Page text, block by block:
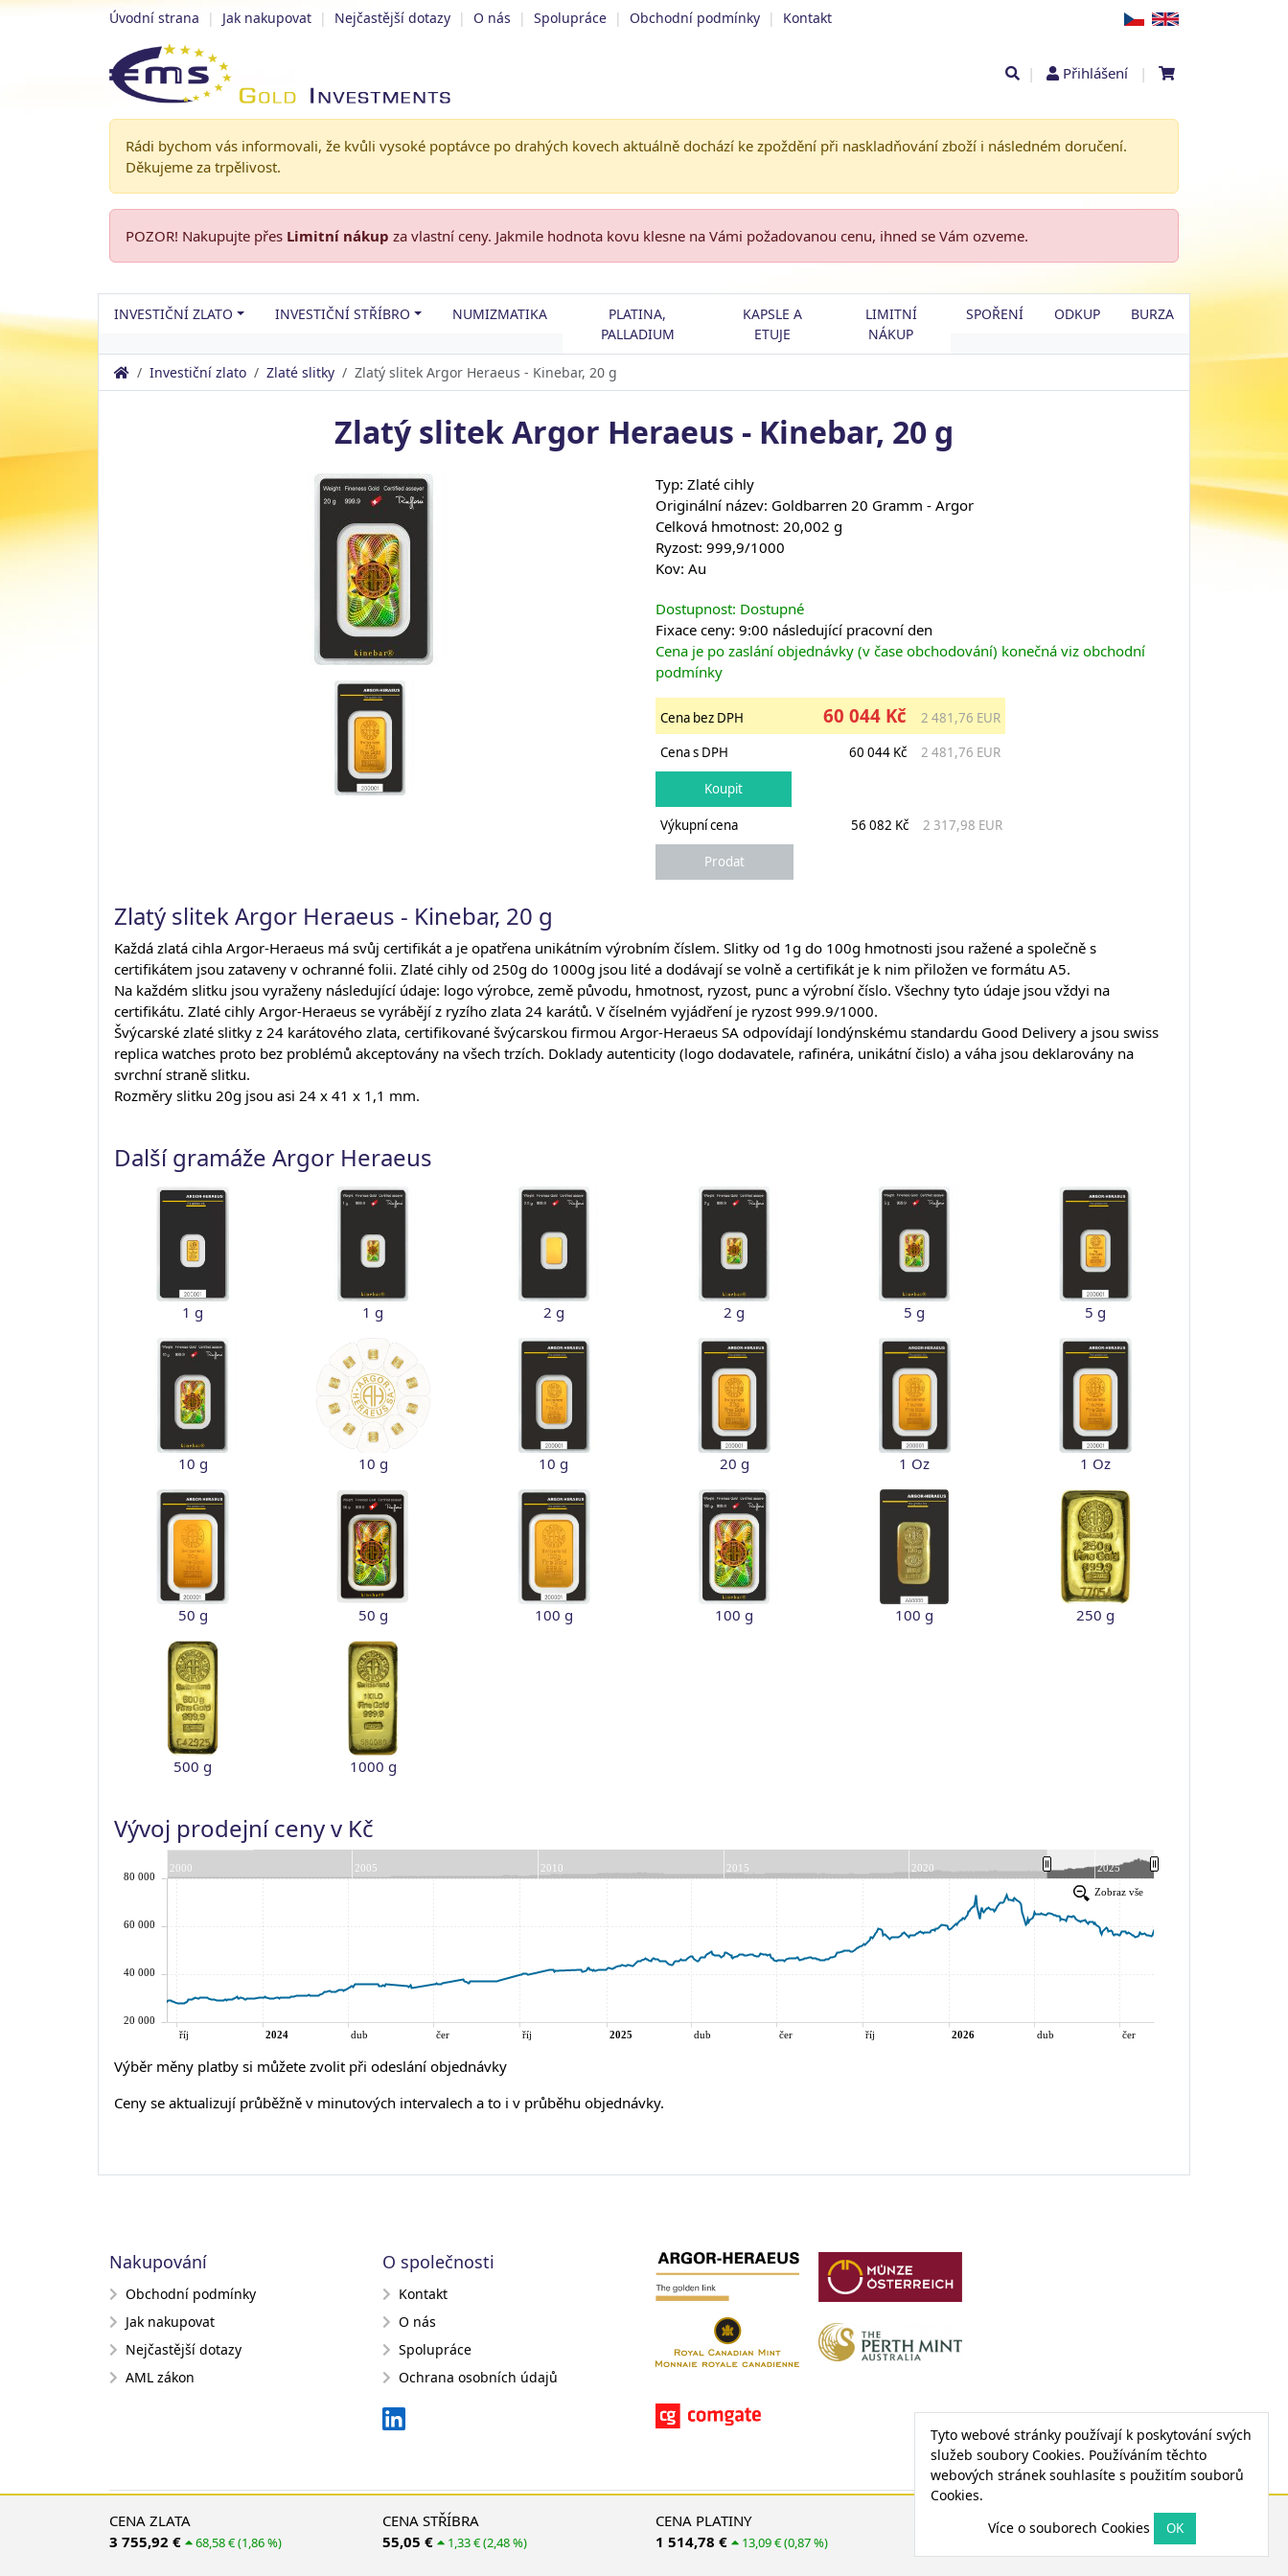
Úvodní strana | Jak nakupovat | Nejčastější dotazy | O nás | Spolupráce | Obchodní podmínky | Kontakt
| Přihlášení |
Rádi bychom vás informovali, že kvůli vysoké poptávce po drahých kovech aktuálně dochází ke zpoždění při naskladňování zboží i následném doručení.
Děkujeme za trpělivost.
POZOR! Nakupujte přes Limitní nákup za vlastní ceny. Jakmile hodnota kovu klesne na Vámi požadovanou cenu, ihned se Vám ozveme.
INVESTIČNÍ ZLATO INVESTIČNÍ STŘÍBRO NUMIZMATIKA
PLATINA,
PALLADIUM
KAPSLE A
ETUJE
LIMITNÍ
NÁKUP
SPOŘENÍ ODKUP BURZA
Investiční zlato Zlaté slitky Zlatý slitek Argor Heraeus - Kinebar, 20 g
Zlatý slitek Argor Heraeus - Kinebar, 20 g
Typ: Zlaté cihly
Originální název: Goldbarren 20 Gramm - Argor
Celková hmotnost: 20,002 g
Ryzost: 999,9/1000
Kov: Au
Dostupnost: Dostupné
Fixace ceny: 9:00 následující pracovní den
Cena je po zaslání objednávky (v čase obchodování) konečná viz obchodní
podmínky
Cena bez DPH 60 044 Kč
2 481,76 EUR
Cena s DPH
60 044 Kč 2 481,76 EUR
Výkupní cena 56 082 Kč 2 317,98 EUR
Zlatý slitek Argor Heraeus - Kinebar, 20 g
Každá zlatá cihla Argor-Heraeus má svůj certifikát a je opatřena unikátním výrobním číslem. Slitky od 1g do 100g hmotnosti jsou ražené a společně s
certifikátem jsou zataveny v ochranné folii. Zlaté cihly od 250g do 1000g jsou lité a dodávají se volně a certifikát je k nim přiložen ve formátu A5.
Na každém slitku jsou vyraženy následující údaje: logo výrobce, země původu, hmotnost, ryzost, punc a výrobní číslo. Všechny tyto údaje jsou vždyi na
certifikátu. Zlaté cihly Argor-Heraeus se vyrábějí z ryzího zlata 24 karátů. V číselném vyjádření je ryzost 999.9/1000.
Švýcarské zlaté slitky z 24 karátového zlata, certifikované švýcarskou firmou Argor-Heraeus SA odpovídají londýnskému standardu Good Delivery a jsou swiss
replica watches proto bez problémů akceptovány na všech trzích. Doklady autenticity (logo dodavatele, rafinéra, unikátní čislo) a váha jsou deklarovány na
svrchní straně slitku.
Rozměry slitku 20g jsou asi 24 x 41 x 1,1 mm.
Další gramáže Argor Heraeus
1 g 1 g 2 g 2 g 5 g 5 g
10 g 10 g 10 g 20 g 1 Oz 1 Oz
50 g 50 g 100 g 100 g 100 g 250 g
500 g 1000 g
Vývoj prodejní ceny v Kč
Výběr měny platby si můžete zvolit při odeslání objednávky
Ceny se aktualizují průběžně v minutových intervalech a to i v průběhu objednávky.
Tyto webové stránky používají k poskytování svých
služeb soubory Cookies. Používáním těchto
webových stránek souhlasíte s použitím souborů
Cookies.
Více o souborech Cookies
Nakupování
Obchodní podmínky
Jak nakupovat
Nejčastější dotazy
AML zákon
O společnosti
Kontakt
O nás
Spolupráce
Ochrana osobních údajů
CENA ZLATA
3 755,92 €
68,58 € (1,86 %)
CENA STŘÍBRA
55,05 €
1,33 € (2,48 %)
CENA PLATINY
1 514,78 €
13,09 € (0,87 %)
CENA PALLADIA